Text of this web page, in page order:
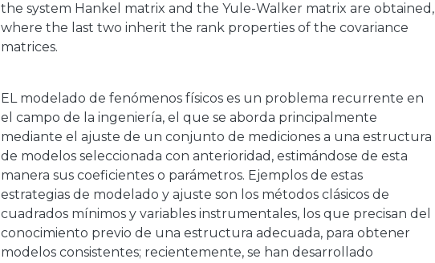
the system Hankel matrix and the Yule-Walker matrix are obtained,
where the last two inherit the rank properties of the covariance
matrices.
EL modelado de fenómenos físicos es un problema recurrente en
el campo de la ingeniería, el que se aborda principalmente
mediante el ajuste de un conjunto de mediciones a una estructura
de modelos seleccionada con anterioridad, estimándose de esta
manera sus coeficientes o parámetros. Ejemplos de estas
estrategias de modelado y ajuste son los métodos clásicos de
cuadrados mínimos y variables instrumentales, los que precisan del
conocimiento previo de una estructura adecuada, para obtener
modelos consistentes; recientemente, se han desarrollado